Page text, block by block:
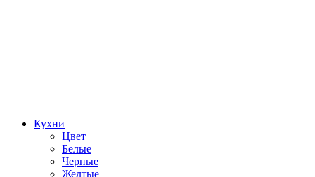
Кухни
Цвет
Белые
Черные
Желтые